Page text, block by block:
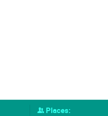
Places: